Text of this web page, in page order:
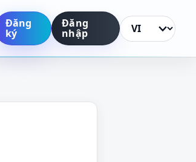
Đăng
ký
Đăng
nhập Thay đổi ngôn